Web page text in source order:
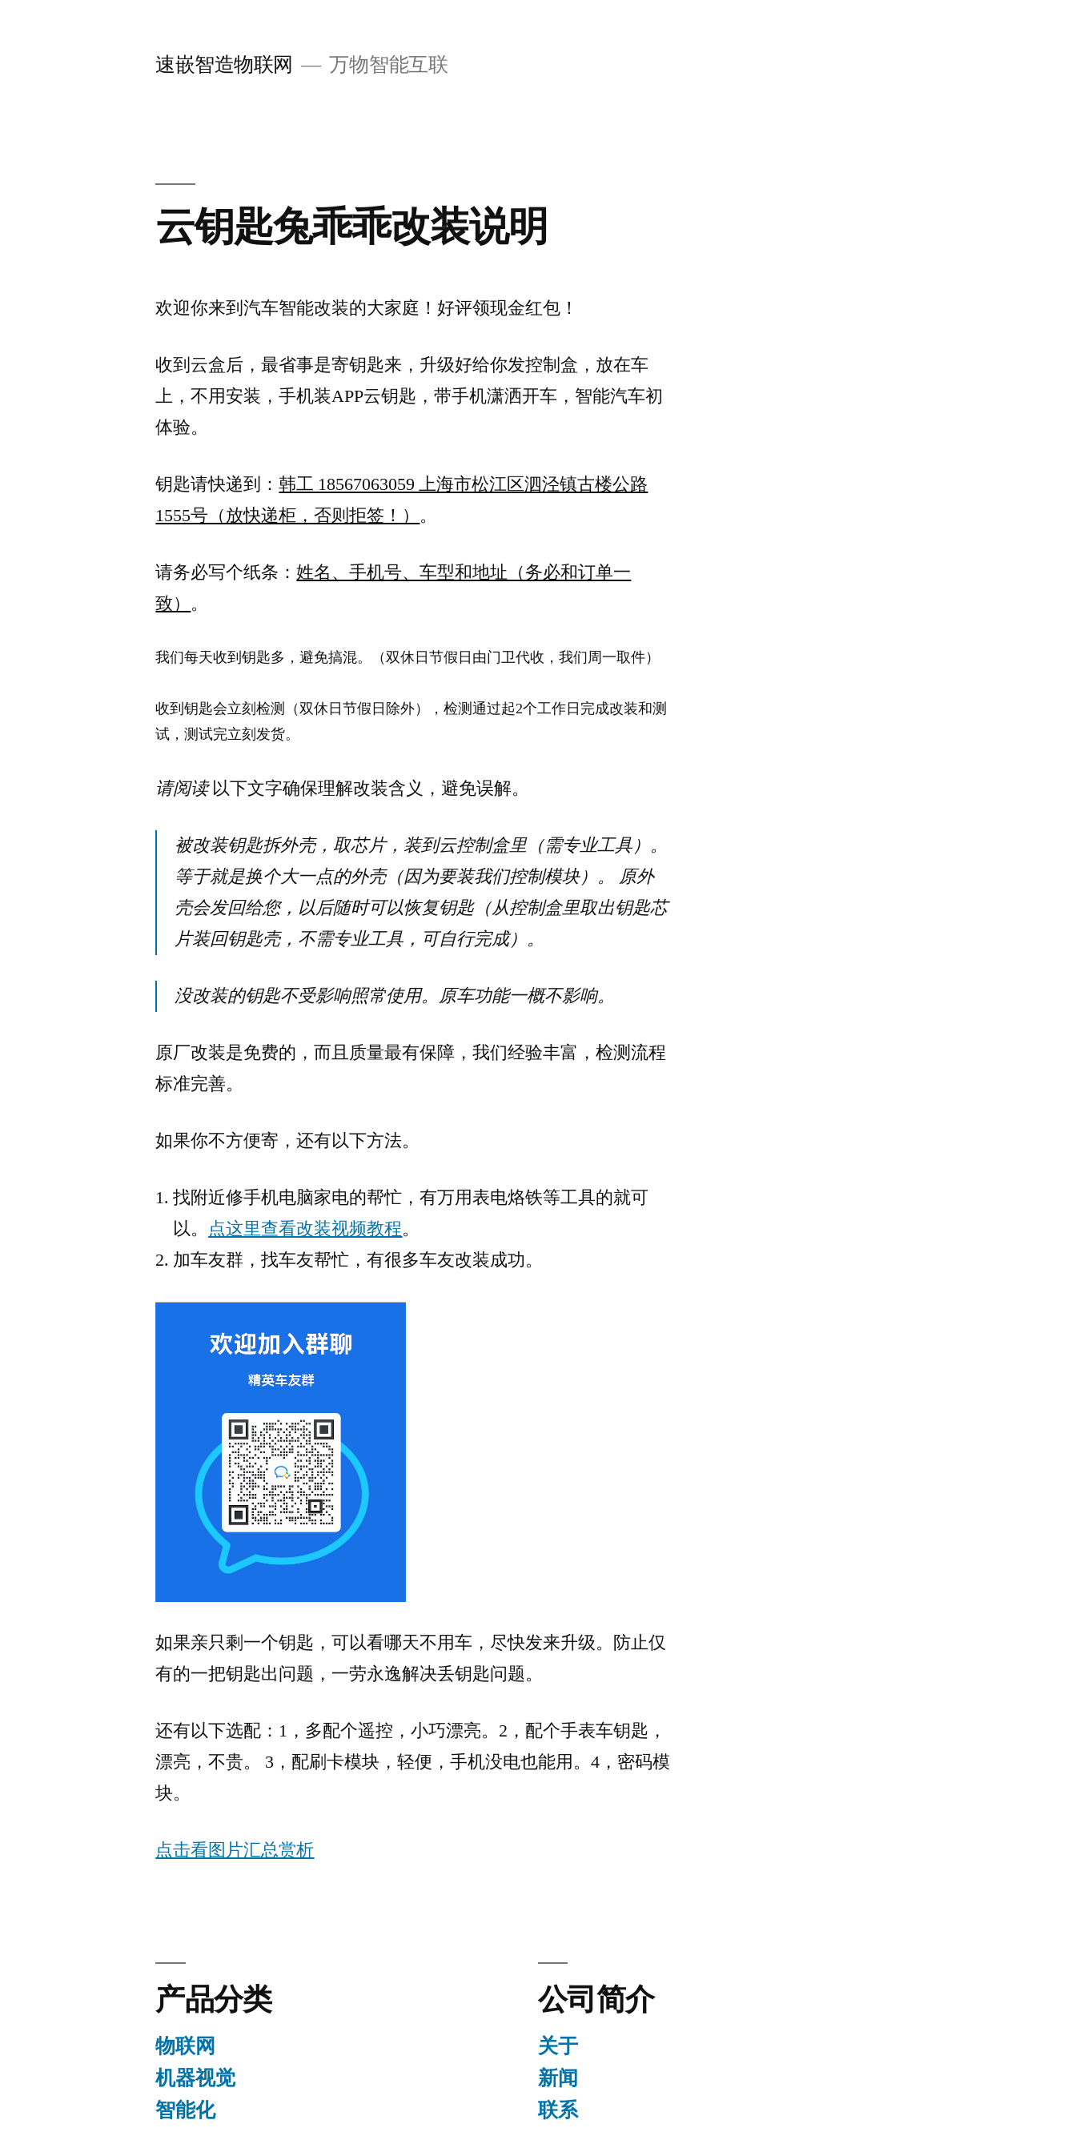
速嵌智造物联网 万物智能互联
云钥匙兔乖乖改装说明
欢迎你来到汽车智能改装的大家庭！好评领现金红包！
收到云盒后，最省事是寄钥匙来，升级好给你发控制盒，放在车
上，不用安装，手机装APP云钥匙，带手机潇洒开车，智能汽车初
体验。
钥匙请快递到：韩工 18567063059 上海市松江区泗泾镇古楼公路
1555号（放快递柜，否则拒签！） 。
请务必写个纸条：姓名、手机号、车型和地址（务必和订单一
致） 。
我们每天收到钥匙多，避免搞混。（双休日节假日由门卫代收，我们周一取件）
收到钥匙会立刻检测（双休日节假日除外），检测通过起2个工作日完成改装和测
试，测试完立刻发货。
请阅读以下文字确保理解改装含义，避免误解。
被改装钥匙拆外壳，取芯片，装到云控制盒里（需专业工具）。
等于就是换个大一点的外壳（因为要装我们控制模块）。 原外
壳会发回给您，以后随时可以恢复钥匙（从控制盒里取出钥匙芯
片装回钥匙壳，不需专业工具，可自行完成）。
没改装的钥匙不受影响照常使用。原车功能一概不影响。
原厂改装是免费的，而且质量最有保障，我们经验丰富，检测流程
标准完善。
如果你不方便寄，还有以下方法。
找附近修手机电脑家电的帮忙，有万用表电烙铁等工具的就可
以。 点这里查看改装视频教程。
加车友群，找车友帮忙，有很多车友改装成功。
如果亲只剩一个钥匙，可以看哪天不用车，尽快发来升级。防止仅
有的一把钥匙出问题，一劳永逸解决丢钥匙问题。
还有以下选配：1，多配个遥控，小巧漂亮。2，配个手表车钥匙，
漂亮，不贵。 3，配刷卡模块，轻便，手机没电也能用。4，密码模
块。
点击看图片汇总赏析
产品分类
物联网
机器视觉
智能化
公司简介
关于
新闻
联系